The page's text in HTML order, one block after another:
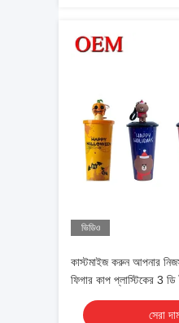
ভিডিও
কাস্টমাইজ করুন আপনার
ফিগার কাপ প্লাস্টিকের 3 ডি
সেরা